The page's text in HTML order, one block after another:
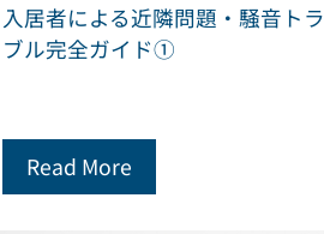
入居者による近隣問題・騒音トラ
ブル完全ガイド①
Read More